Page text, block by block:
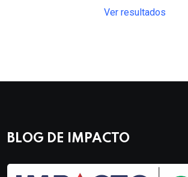
Ver resultados
BLOG DE IMPACTO